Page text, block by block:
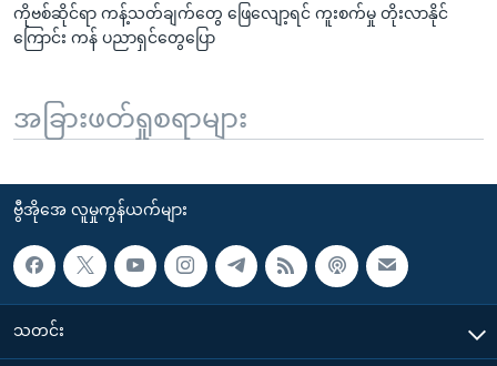
ကိုဗစ်ဆိုင်ရာ ကန့်သတ်ချက်တွေ ဖြေလျော့ရင် ကူးစက်မှု တိုးလာနိုင်
ကြောင်း ကန် ပညာရှင်တွေပြော
အခြားဖတ်ရှုစရာများ
ဗွီအိုအေ လူမှုကွန်ယက်များ
သတင်း